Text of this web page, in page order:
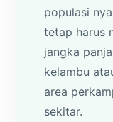
populasi
tetap harus
jangka
kelambu
area
sekitar.